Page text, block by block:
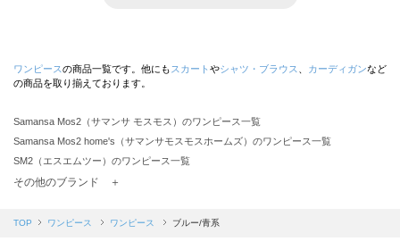
ワンピースの商品一覧です。他にも スカート やシャツ・ブラウス カーディガンなど
の商品を取り揃えております。
Samansa Mos2（サマンサ モスモス）のワンピース一覧
Samansa Mos2 home's（サマンサモスモスホームズ）のワンピース一覧
SM2（エスエムツー）のワンピース一覧
TSUHARU by Samansa Mos2（ツハルバイサマンサモスモス）のワンピース一覧
Samansa Mos2 blue（サマンサモスモス ブルー）のワンピース一覧
その他のブランド ＋
TOP ワンピース ワンピース ブルー/青系